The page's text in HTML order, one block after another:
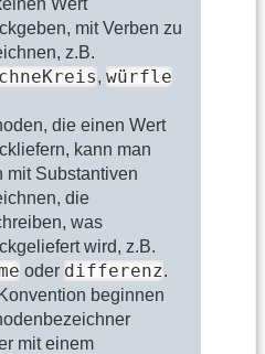
Wert
mit Verben zu
z.B.
,würfle
die einen Wert
kann man
mit Substantiven
die
was
wird, z.B.
oder differenz.
beginnen
mit einem